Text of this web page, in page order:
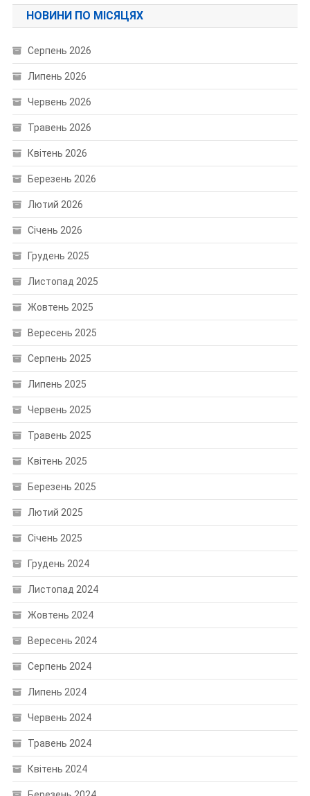
НОВИНИ ПО МІСЯЦЯХ
Серпень 2026
Липень 2026
Червень 2026
Травень 2026
Квітень 2026
Березень 2026
Лютий 2026
Січень 2026
Грудень 2025
Листопад 2025
Жовтень 2025
Вересень 2025
Серпень 2025
Липень 2025
Червень 2025
Травень 2025
Квітень 2025
Березень 2025
Лютий 2025
Січень 2025
Грудень 2024
Листопад 2024
Жовтень 2024
Вересень 2024
Серпень 2024
Липень 2024
Червень 2024
Травень 2024
Квітень 2024